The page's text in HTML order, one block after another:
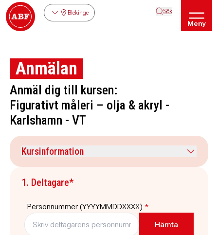
Blekinge Sök
Meny
Anmälan
Anmäl dig till kursen:
Figurativt måleri – olja & akryl -
Karlshamn - VT
Kursinformation
Kursdatum
-
Tid
17:30 - 20:00
Plats
ABF Huset, Kungsgatan 32
Karlshamn
1. Deltagare*
Personnummer (YYYYMMDDXXXX) *